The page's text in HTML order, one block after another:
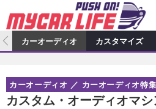
カーオーディオ
プロショップ検索
カスタマイズ特集記事
カーグッズ
カーオーディオ カスタマイズ
カスタム・オーディオマ
カーオーディオ カーオーディオ特